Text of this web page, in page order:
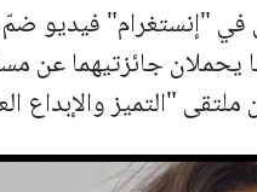
في "إنستغرام"
يحملان جائزتيهما عن
"التميز والإبداع